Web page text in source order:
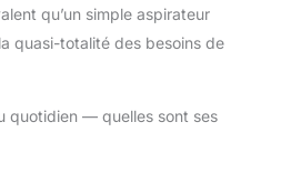
qu’un simple aspirateur
quasi-totalité des besoins de
quotidien — quelles sont ses